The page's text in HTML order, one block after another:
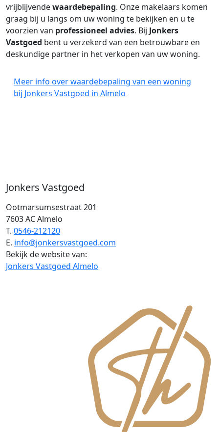
Jonkers Vastgoed
Ootmarsumsestraat 201
7603 AC Almelo
T. 0546-212120
E. info@jonkersvastgoed.com
Bekijk de website van:
Jonkers Vastgoed Almelo
vrijblijvendewaardebepaling. Onze makelaars komen
graag bij u langs om uw woning te bekijken en u te
voorzien van professioneel advies. Bij Jonkers
Vastgoed bent u verzekerd van een betrouwbare en
deskundige partner in het verkopen van uw woning.
Meer info over waardebepaling van een woning
bij Jonkers Vastgoed in Almelo